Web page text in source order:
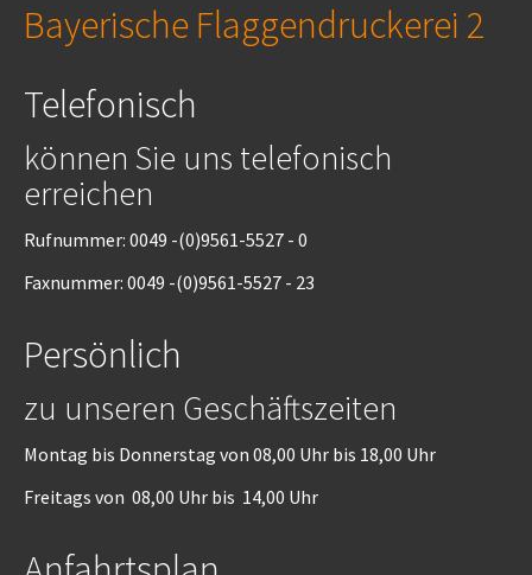
Bayerische Flaggendruckerei 2
Telefonisch
können Sie uns telefonisch
erreichen
Rufnummer: 0049 -(0)9561-5527 - 0
Faxnummer: 0049 -(0)9561-5527 - 23
Persönlich
zu unseren Geschäftszeiten
Montag bis Donnerstag von 08,00 Uhr bis 18,00 Uhr
Freitags von 08,00 Uhr bis 14,00 Uhr